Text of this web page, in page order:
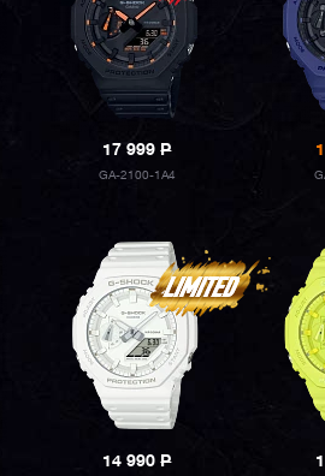
17 999P
GA-2100-1A4
14 990P